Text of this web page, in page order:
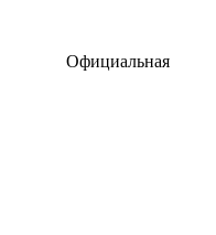
Официальная